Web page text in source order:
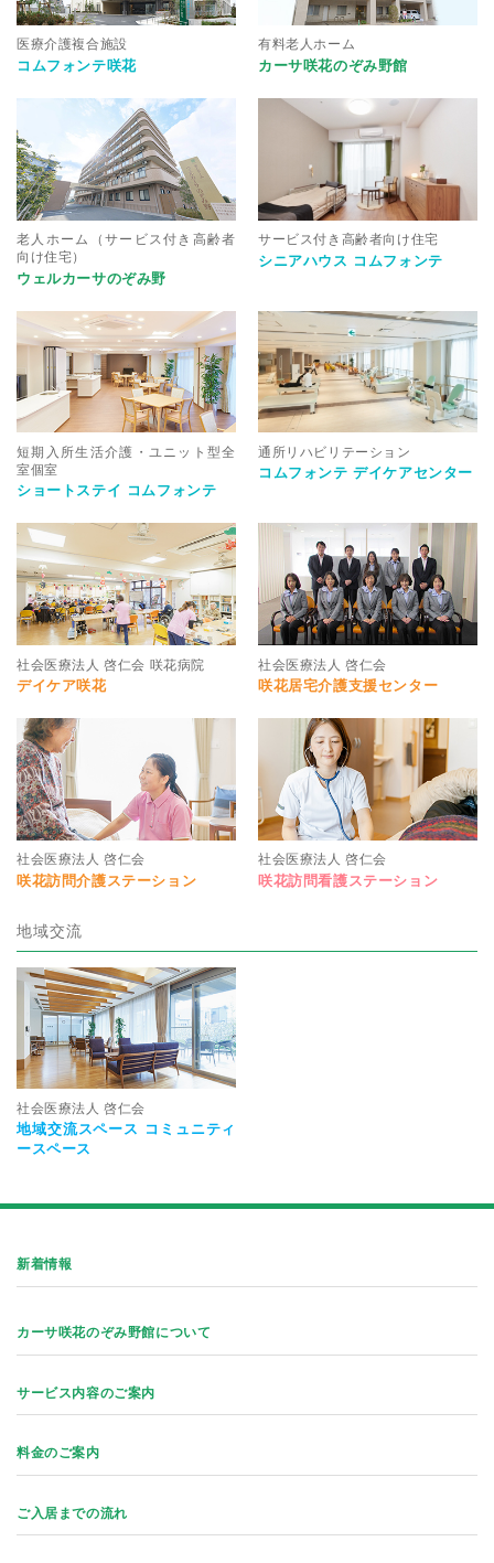
医療介護複合施設
コムフォンテ咲花
有料老人ホーム
カーサ咲花のぞみ野館
老人ホーム（サービス付き高齢者
向け住宅）
ウェルカーサのぞみ野
サービス付き高齢者向け住宅
シニアハウス コムフォンテ
短期入所生活介護・ユニット型全
室個室
ショートステイ コムフォンテ
通所リハビリテーション
コムフォンテ デイケアセンター
社会医療法人 啓仁会 咲花病院
デイケア咲花
社会医療法人 啓仁会
咲花居宅介護支援センター
社会医療法人 啓仁会
咲花訪問介護ステーション
社会医療法人 啓仁会
咲花訪問看護ステーション
地域交流
社会医療法人 啓仁会
地域交流スペース コミュニティ
ースペース
新着情報
カーサ咲花のぞみ野館について
サービス内容のご案内
料金のご案内
ご入居までの流れ